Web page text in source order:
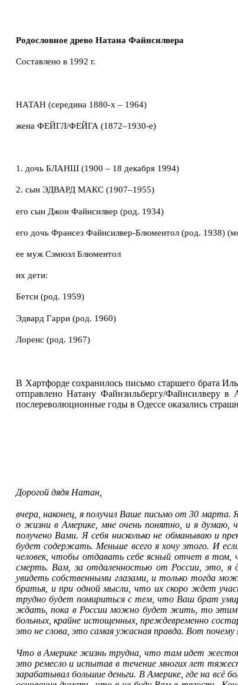
Родословное древо Натана Файнсилвера
Составлено в 1992 г.
НАТАН (середина 1880-х – 1964)
жена ФЕЙГЛ/ФЕЙГА (1872–1930-е)
1. дочь БЛАНШ (1900 – 18 декабря 1994)
2. сын ЭДВАРД МАКС (1907–1955)
его сын Джон Файнсилвер (род. 1934)
его дочь Франсез Файнсилвер-Блюментол (род. 1938)
ее муж Сэмюэл Блюментол
их дети:
Бетси (род. 1959)
Эдвард Гарри (род. 1960)
Лоренс (род. 1967)
В Хартфорде сохранилось письмо старшего брата
отправлено Натану Файнзильбергу/Файнсилверу
послереволюционные годы в Одессе оказались
Дорогой дядя Натан,
вчера, наконец, я получил Ваше письмо от 30 марта.
о жизни в Америке, мне очень понятно, и я
получено Вами. Я себя нисколько не обманываю и
будет содержать. Меньше всего я хочу этого. И
человек, чтобы отдавать себе ясный отчет в том,
смерть. Вам, за отдаленностью от России, это, я
увидеть собственными глазами, и только тогда
братья, и при одной мысли, что их скоро ждет
трудно будет помириться с тем, что Ваш брат
ждать, пока в России можно будет жить, то этим я
больных, крайне истощенных, преждевременно
это не слова, это самая ужасная правда. Вот
Что в Америке жизнь трудна, что там идет
это ремесло и испытав в течение многих лет
зарабатывал большие деньги. В Америке, где на всё